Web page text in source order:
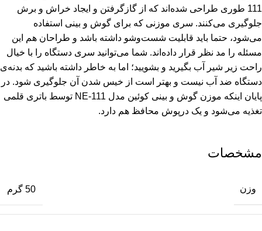
111 طوری طراحی شده‌اند که از گازگرفتن و ایجاد خراش و برش
جلوگیری می‌کنند. سری موزنی که برای گوش و بینی استفاده
می‌شود، حتما باید قابلیت شست‌وشو داشته باشد و طراحان هم این
مسئله را مد نظر قرار داده‌اند. شما می‌توانید سری دستگاه را با خیال
راحت زیر شیر آب بگیرید و بشویید؛ اما به خاطر داشته باشید که بدنه‌ی
دستگاه ضد آب نیست و بهتر است از خیس شدن آن جلوگیری شود. در
پایان اینکه موزن گوش و بینی کوئین مدل NE-111 توسط باتری قلمی
تغذیه می‌شود و یک درپوش محافظ هم دارد.
مشخصات
وزن 50 گرم